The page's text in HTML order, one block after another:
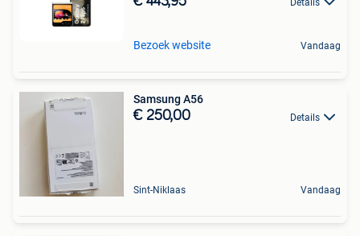
Details
Bezoek website Vandaag
Samsung A56
€ 250,00 Details
Sint-Niklaas Vandaag